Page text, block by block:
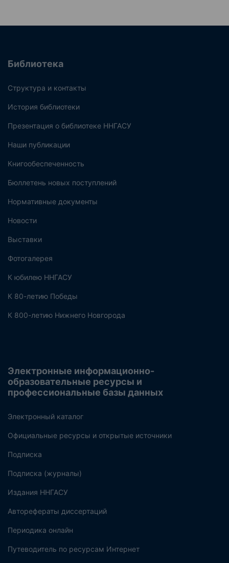
Библиотека
Структура и контакты
История библиотеки
Презентация о библиотеке ННГАСУ
Наши публикации
Книгообеспеченность
Бюллетень новых поступлений
Нормативные документы
Новости
Выставки
Фотогалерея
К юбилею ННГАСУ
К 80-летию Победы
К 800-летию Нижнего Новгорода
Электронные информационно-
образовательные ресурсы и
профессиональные базы данных
Электронный каталог
Официальные ресурсы и открытые источники
Подписка
Подписка (журналы)
Издания ННГАСУ
Авторефераты диссертаций
Периодика онлайн
Путеводитель по ресурсам Интернет